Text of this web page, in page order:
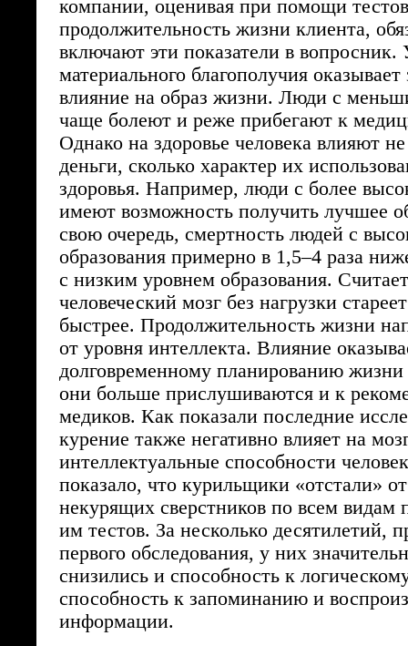
компании, оценивая при помощи
продолжительность жизни клиента,
включают эти показатели в вопросник.
материального благополучия оказывает
влияние на образ жизни. Люди с
чаще болеют и реже прибегают к
Однако на здоровье человека влияют
деньги, сколько характер их
здоровья. Например, люди с более
имеют возможность получить лучшее
свою очередь, смертность людей с
образования примерно в 1,5–4 раза
с низким уровнем образования.
человеческий мозг без нагрузки
быстрее. Продолжительность жизни
от уровня интеллекта. Влияние
долговременному планированию
они больше прислушиваются и к
медиков. Как показали последние
курение также негативно влияет на
интеллектуальные способности
показало, что курильщики «отстали»
некурящих сверстников по всем видам
им тестов. За несколько десятилетий,
первого обследования, у них
снизились и способность к
способность к запоминанию и
информации.